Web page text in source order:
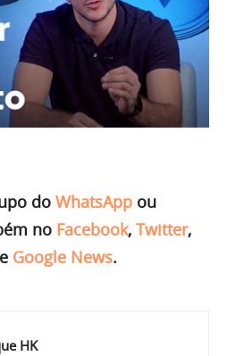
do WhatsApp ou
no Facebook, Twitter,
e Google News.
HK